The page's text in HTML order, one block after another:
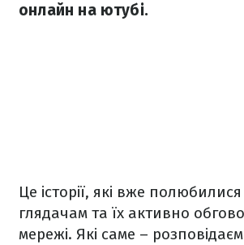
онлайн на ютубі.
Це історії, які вже
глядачам та їх активно
мережі. Які саме –